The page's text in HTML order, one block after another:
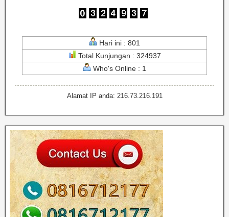
Hari ini : 801
Total Kunjungan : 324937
Who's Online : 1
Alamat IP anda: 216.73.216.191